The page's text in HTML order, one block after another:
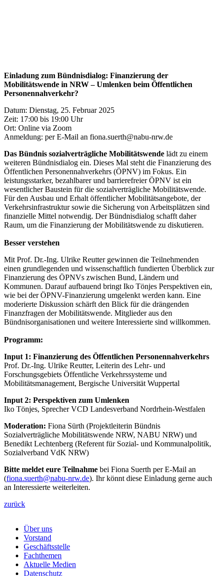
Einladung zum Bündnisdialog: Finanzierung der
Mobilitätswende in NRW – Umlenken beim Öffentlichen
Personennahverkehr?
Datum: Dienstag, 25. Februar 2025
Zeit: 17:00 bis 19:00 Uhr
Ort: Online via Zoom
Anmeldung: per E-Mail an fiona.suerth@nabu-nrw.de
Das Bündnis sozialverträgliche Mobilitätswende lädt zu einem
weiteren Bündnisdialog ein. Dieses Mal steht die Finanzierung des
Öffentlichen Personennahverkehrs (ÖPNV) im Fokus. Ein
leistungsstarker, bezahlbarer und barrierefreier ÖPNV ist ein
wesentlicher Baustein für die sozialverträgliche Mobilitätswende.
Für den Ausbau und Erhalt öffentlicher Mobilitätsangebote, der
Verkehrsinfrastruktur sowie die Sicherung von Arbeitsplätzen sind
finanzielle Mittel notwendig. Der Bündnisdialog schafft daher
Raum, um die Finanzierung der Mobilitätswende zu diskutieren.
Besser verstehen
Mit Prof. Dr.-Ing. Ulrike Reutter gewinnen die Teilnehmenden
einen grundlegenden und wissenschaftlich fundierten Überblick zur
Finanzierung des ÖPNVs zwischen Bund, Ländern und
Kommunen. Darauf aufbauend bringt Iko Tönjes Perspektiven ein,
wie bei der ÖPNV-Finanzierung umgelenkt werden kann. Eine
moderierte Diskussion schärft den Blick für die drängenden
Finanzfragen der Mobilitätswende. Mitglieder aus den
Bündnisorganisationen und weitere Interessierte sind willkommen.
Programm:
Input 1: Finanzierung des Öffentlichen Personennahverkehrs
Prof. Dr.-Ing. Ulrike Reutter, Leiterin des Lehr- und
Forschungsgebiets Öffentliche Verkehrssysteme und
Mobilitätsmanagement, Bergische Universität Wuppertal
Input 2: Perspektiven zum Umlenken
Iko Tönjes, Sprecher VCD Landesverband Nordrhein-Westfalen
Moderation: Fiona Sürth (Projektleiterin Bündnis
Sozialverträgliche Mobilitätswende NRW, NABU NRW) und
Benedikt Lechtenberg (Referent für Sozial- und Kommunalpolitik,
Sozialverband VdK NRW)
Bitte meldet eure Teilnahme bei Fiona Suerth per E-Mail an
(fiona.suerth@nabu-nrw.de). Ihr könnt diese Einladung gerne auch
an Interessierte weiterleiten.
zurück
Über uns
Vorstand
Geschäftsstelle
Fachthemen
Aktuelle Medien
Datenschutz